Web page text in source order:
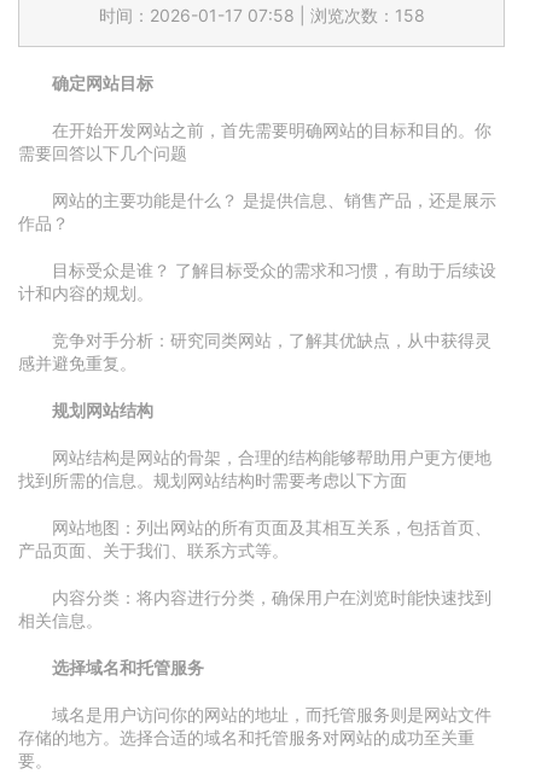
时间：2026-01-17 07:58 浏览次数：158
确定网站目标
在开始开发网站之前，首先需要明确网站的目标和目的。你
需要回答以下几个问题
网站的主要功能是什么？ 是提供信息、销售产品，还是展示
作品？
目标受众是谁？ 了解目标受众的需求和习惯，有助于后续设
计和内容的规划。
竞争对手分析：研究同类网站，了解其优缺点，从中获得灵
感并避免重复。
规划网站结构
网站结构是网站的骨架，合理的结构能够帮助用户更方便地
找到所需的信息。规划网站结构时需要考虑以下方面
网站地图：列出网站的所有页面及其相互关系，包括首页、
产品页面、关于我们、联系方式等。
内容分类：将内容进行分类，确保用户在浏览时能快速找到
相关信息。
选择域名和托管服务
域名是用户访问你的网站的地址，而托管服务则是网站文件
存储的地方。选择合适的域名和托管服务对网站的成功至关重
要。